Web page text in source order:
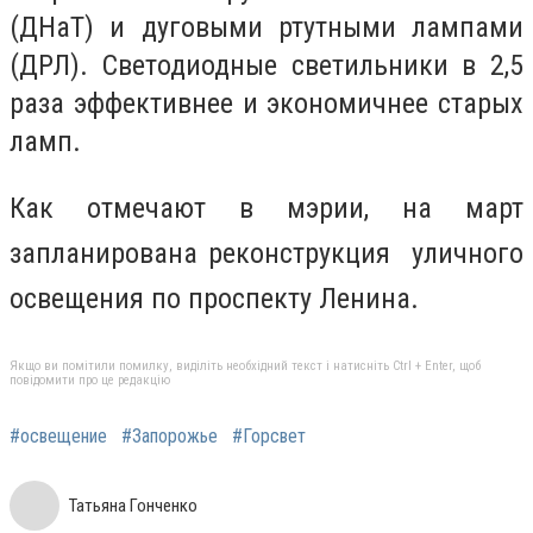
(ДНаТ) и дуговыми ртутными лампами
(ДРЛ). Светодиодные светильники в 2,5
раза эффективнее и экономичнее старых
ламп.
Как отмечают в мэрии, на март
запланирована реконструкция уличного
освещения по проспекту Ленина.
Якщо ви помітили помилку, виділіть необхідний текст і натисніть Ctrl + Enter, щоб
повідомити про це редакцію
#освещение #Запорожье #Горсвет
Татьяна Гонченко